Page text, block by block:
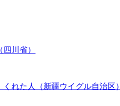
川省）
れた人（新疆ウイグル自治区）